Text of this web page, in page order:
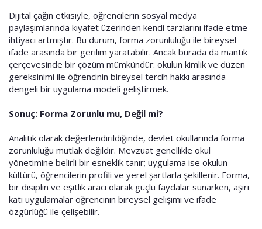
Dijital çağın etkisiyle, öğrencilerin sosyal medya
paylaşımlarında kıyafet üzerinden kendi tarzlarını ifade etme
ihtiyacı artmıştır. Bu durum, forma zorunluluğu ile bireysel
ifade arasında bir gerilim yaratabilir. Ancak burada da mantık
çerçevesinde bir çözüm mümkündür: okulun kimlik ve düzen
gereksinimi ile öğrencinin bireysel tercih hakkı arasında
dengeli bir uygulama modeli geliştirmek.
Sonuç: Forma Zorunlu mu, Değil mi?
Analitik olarak değerlendirildiğinde, devlet okullarında forma
zorunluluğu mutlak değildir. Mevzuat genellikle okul
yönetimine belirli bir esneklik tanır; uygulama ise okulun
kültürü, öğrencilerin profili ve yerel şartlarla şekillenir. Forma,
bir disiplin ve eşitlik aracı olarak güçlü faydalar sunarken, aşırı
katı uygulamalar öğrencinin bireysel gelişimi ve ifade
özgürlüğü ile çelişebilir.